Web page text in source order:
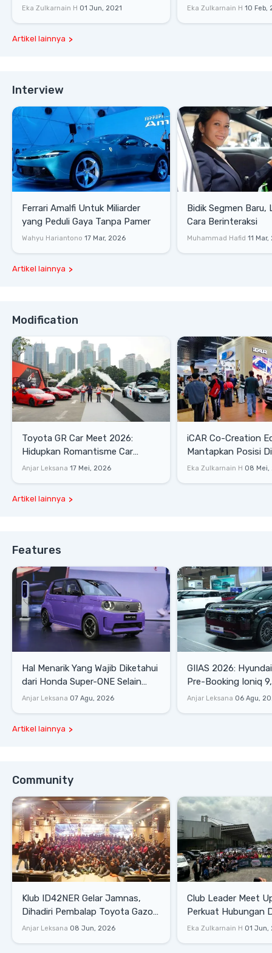
P400 S
Eka Zulkarnain H 01 Jun, 2021 Eka Zulkarnain H 10 Feb,
Artikel lainnya
Interview
Ferrari Amalfi Untuk Miliarder
yang Peduli Gaya Tanpa Pamer
Wahyu Hariantono 17 Mar, 2026
Bidik Segmen Baru,
Cara Berinteraksi
Muhammad Hafid 11
Artikel lainnya
Modification
Toyota GR Car Meet 2026:
Hidupkan Romantisme Car
Culture Era 90-an
Anjar Leksana 17 Mei, 2026
iCAR Co-Creation
Mantapkan Posisi
Gaya Hidup
Eka Zulkarnain H 08 Mei,
Artikel lainnya
Features
Hal Menarik Yang Wajib Diketahui
dari Honda Super-ONE Selain
Harga
Anjar Leksana 07 Agu, 2026
GIIAS 2026:
Pre-Booking Ioniq
Rp1,49 Miliar
Anjar Leksana 06 Agu,
Artikel lainnya
Community
Klub ID42NER Gelar Jamnas,
Dihadiri Pembalap Toyota Gazoo
Racing
Anjar Leksana 08 Jun, 2026
Club Leader Meet
Perkuat Hubungan
Dengan Komunitas
Eka Zulkarnain H 01 Jun,